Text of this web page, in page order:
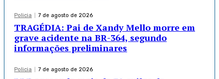
Policia 7 de agosto de 2026
TRAGÉDIA: Pai de Xandy Mello morre em
grave acidente na BR-364, segundo
informações preliminares
Policia 7 de agosto de 2026